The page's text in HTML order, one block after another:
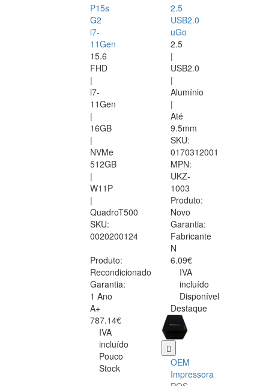
P15s
G2
i7-
11Gen
15.6
FHD
|
i7-
11Gen
|
16GB
|
NVMe
512GB
|
W11P
|
QuadroT500
SKU:
0020200124
Produto:
Recondicionado
Garantia:
1 Ano
A+
787.14€
IVA
incluído
Pouco
Stock
2.5
USB2.0
uGo
2.5
|
USB2.0
|
Alumínio
|
Até
9.5mm
SKU:
0170312001
MPN:
UKZ-
1003
Produto:
Novo
Garantia:
Fabricante
N
6.09€
IVA
incluído
Disponível
Destaque
OEM
Impressora